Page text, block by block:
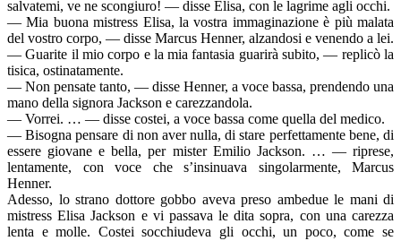
salvatemi, ve ne scongiuro! — disse Elisa, con le lagrime agli occhi.
— Mia buona mistress Elisa, la vostra immaginazione è più malata
del vostro corpo, — disse Marcus Henner, alzandosi e venendo a lei.
— Guarite il mio corpo e la mia fantasia guarirà subito, — replicò la
tisica, ostinatamente.
— Non pensate tanto, — disse Henner, a voce bassa, prendendo una
mano della signora Jackson e carezzandola.
— Vorrei. … — disse costei, a voce bassa come quella del medico.
— Bisogna pensare di non aver nulla, di stare perfettamente bene, di
essere giovane e bella, per mister Emilio Jackson. … — riprese,
lentamente, con voce che s’insinuava singolarmente, Marcus
Henner.
Adesso, lo strano dottore gobbo aveva preso ambedue le mani di
mistress Elisa Jackson e vi passava le dita sopra, con una carezza
lenta e molle. Costei socchiudeva gli occhi, un poco, come se